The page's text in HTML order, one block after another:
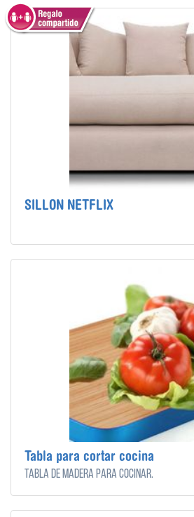
SILLON NETFLIX
Tabla para cortar cocina
Tabla de madera para cocinar.